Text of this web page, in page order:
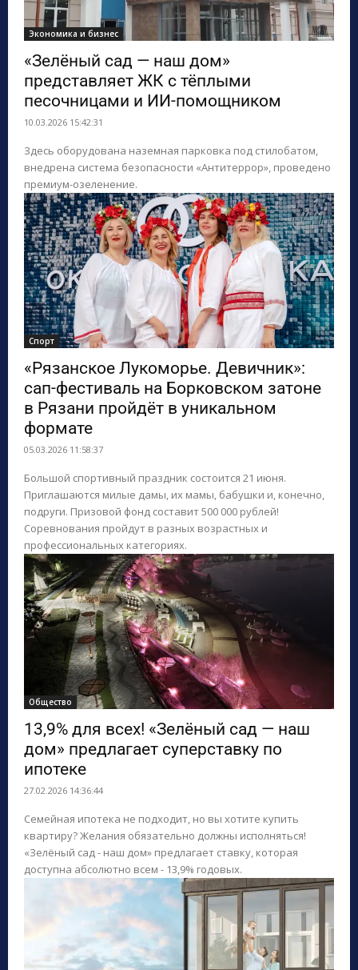
Экономика и бизнес
«Зелёный сад — наш дом»
представляет ЖК с тёплыми
песочницами и ИИ-помощником
10.03.2026 15:42:31
Здесь оборудована наземная парковка под стилобатом,
внедрена система безопасности «Антитеррор», проведено
премиум-озеленение.
Спорт
«Рязанское Лукоморье. Девичник»:
сап-фестиваль на Борковском затоне
в Рязани пройдёт в уникальном
формате
05.03.2026 11:58:37
Большой спортивный праздник состоится 21 июня.
Приглашаются милые дамы, их мамы, бабушки и, конечно,
подруги. Призовой фонд составит 500 000 рублей!
Соревнования пройдут в разных возрастных и
профессиональных категориях.
Общество
13,9% для всех! «Зелёный сад — наш
дом» предлагает суперставку по
ипотеке
27.02.2026 14:36:44
Семейная ипотека не подходит, но вы хотите купить
квартиру? Желания обязательно должны исполняться!
«Зелёный сад - наш дом» предлагает ставку, которая
доступна абсолютно всем - 13,9% годовых.